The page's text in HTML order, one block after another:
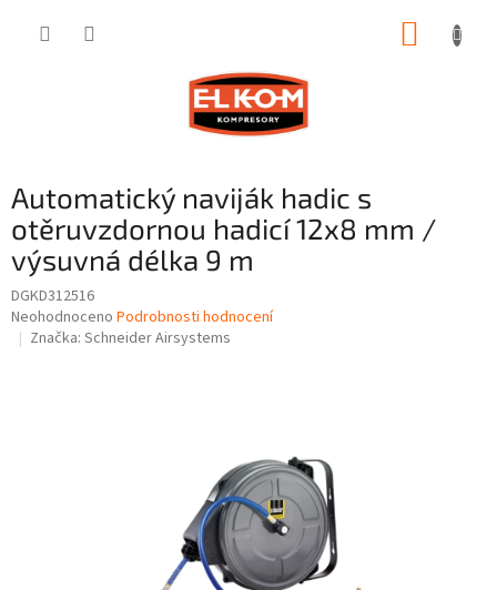
Automatický naviják hadic s
otěruvzdornou hadicí 12x8 mm /
výsuvná délka 9 m
DGKD312516
Průměrné
hodnocení
Neohodnoceno Podrobnosti hodnocení
Značka: Schneider Airsystems